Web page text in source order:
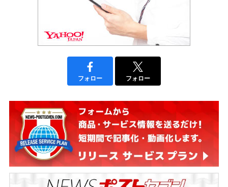
フォロー フォロー